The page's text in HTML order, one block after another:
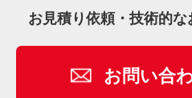
お見積り依頼・技術的
お問い合